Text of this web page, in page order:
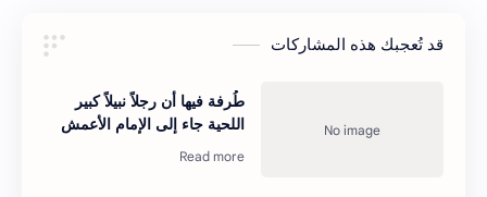
قد تُعجبك هذه المشاركات
طُرفة فيها أن رجلاً نبيلاً كبير
اللحية جاء إلى الإمام الأعمش